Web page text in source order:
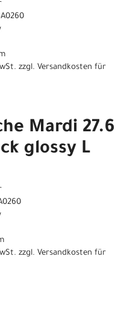
zzgl. Versandkosten für
Mardi 27.6
glossy L
zzgl. Versandkosten für